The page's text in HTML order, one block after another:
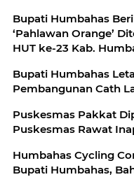
Bupati Humbahas
‘Pahlawan Orange’
HUT ke-23 Kab.
Bupati Humbahas
Pembangunan Cath
Puskesmas Pakkat
Puskesmas Rawat
Humbahas Cycling
Bupati Humbahas,